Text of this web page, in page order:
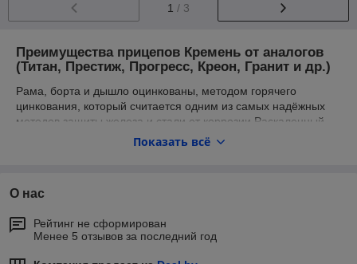
1 / 3
Преимущества прицепов Кремень от аналогов
(Титан, Престиж, Прогресс, Креон, Гранит и др.)
Рама, борта и дышло оцинкованы, методом горячего
цинкования, который считается одним из самых надёжных
методов защиты железа и стали от коррозии.Раскаленный
цинк заполняет и покрывает как внутренние части рамы,
Серия СТАНДАРТ
Показать всё
О нас
Рейтинг не сформирован
Менее 5 отзывов за последний год